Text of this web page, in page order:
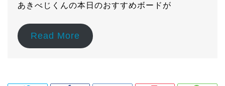
あきべじくんの本日のおすすめボードが
Read More